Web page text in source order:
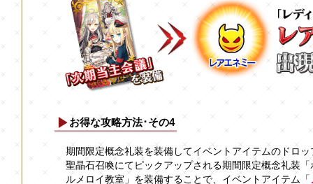
お得な攻略方法･その4
期間限定概念礼装を装備してイベントアイテムのドロ
聖晶石召喚にてピックアップされる期間限定概念礼装
ルメロイ教室」を装備することで、イベントアイテム「